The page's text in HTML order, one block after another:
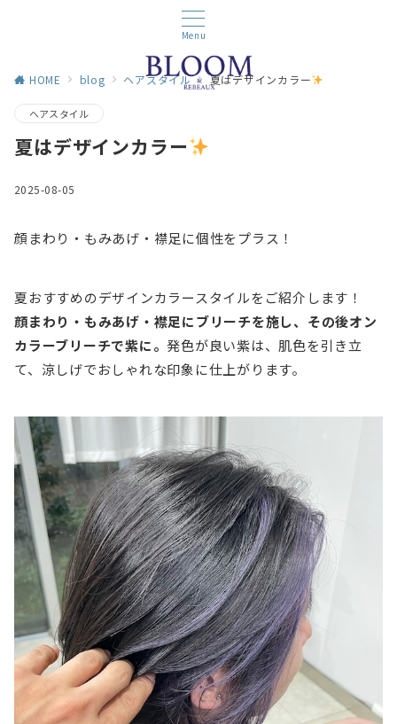
Menu
HOME blog ヘアスタイル 夏はデザインカラー
ヘアスタイル
夏はデザインカラー
2025-08-05
顔まわり・もみあげ・襟足に個性をプラス！
夏おすすめのデザインカラースタイルをご紹介します！
顔まわり・もみあげ・襟足にブリーチを施し、その後オン
カラーブリーチで紫に。発色が良い紫は、肌色を引き立
て、涼しげでおしゃれな印象に仕上がります。